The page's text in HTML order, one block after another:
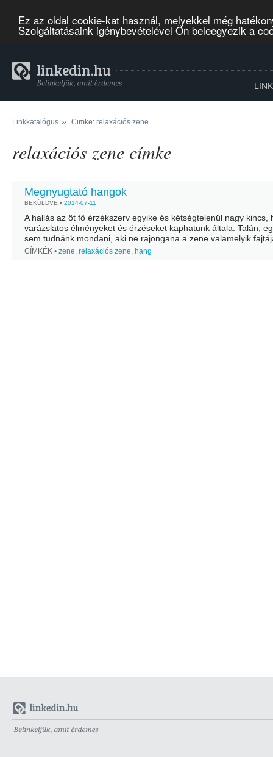
Ez az oldal cookie-kat használ, melyekkel még
Szolgáltatásaink igénybevételével Ön beleegyezik a
Linkkatalógus » Cimke: relaxációs zene
relaxációs zene címke
Megnyugtató hangok
BEKÜLDVE • 2014-07-11
A hallás az öt fő érzékszerv egyike és kétségtelenül nagy kincs,
varázslatos élményeket és érzéseket kaphatunk általa. Talán,
sem tudnánk mondani, aki ne rajongana a zene valamelyik
mynoise oldal olyan...
CÍMKÉK • zene, relaxációs zene, hang